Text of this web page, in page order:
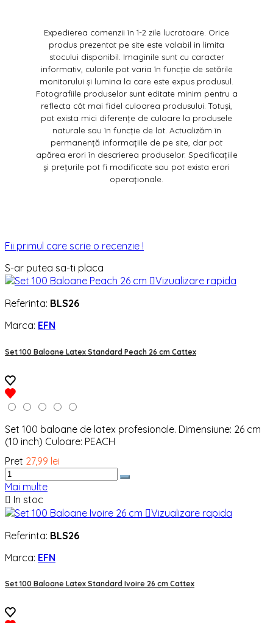
Expedierea comenzii în 1-2 zile lucratoare. Orice
produs prezentat pe site este valabil in limita
stocului disponibil. Imaginile sunt cu caracter
informativ, culorile pot varia în funcție de setările
monitorului și lumina la care este expus produsul.
Fotografiile produselor sunt editate minim pentru a
reflecta cât mai fidel culoarea produsului. Totuși,
pot exista mici diferențe de culoare la produsele
naturale sau în funcție de lot. Actualizăm în
permanență informațiile de pe site, dar pot
apărea erori în descrierea produselor. Specificațiile
și prețurile pot fi modificate sau pot exista erori
operaționale.
Fii primul care scrie o recenzie !
S-ar putea sa-ti placa
Vizualizare rapida
Referinta: BLS26
Marca: EFN
Set 100 Baloane Latex Standard Peach 26 cm Cattex
Set 100 baloane de latex profesionale. Dimensiune: 26 cm
(10 inch) Culoare: PEACH
Pret 27,99 lei
Mai multe
 In stoc
Vizualizare rapida
Referinta: BLS26
Marca: EFN
Set 100 Baloane Latex Standard Ivoire 26 cm Cattex